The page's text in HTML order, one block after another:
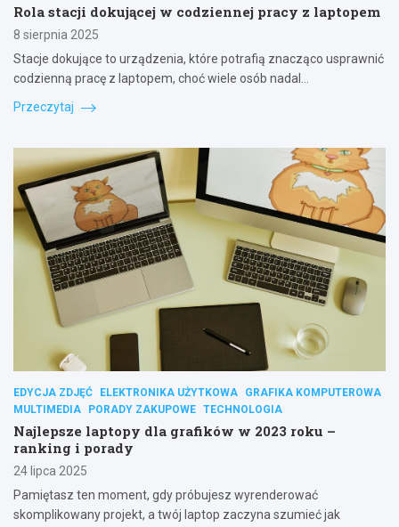
Rola stacji dokującej w codziennej pracy z laptopem
8 sierpnia 2025
Stacje dokujące to urządzenia, które potrafią znacząco usprawnić
codzienną pracę z laptopem, choć wiele osób nadal…
Przeczytaj
EDYCJA ZDJĘĆ ELEKTRONIKA UŻYTKOWA
GRAFIKA KOMPUTEROWA
MULTIMEDIA
PORADY ZAKUPOWE TECHNOLOGIA
Najlepsze laptopy dla grafików w 2023 roku –
ranking i porady
24 lipca 2025
Pamiętasz ten moment, gdy próbujesz wyrenderować
skomplikowany projekt, a twój laptop zaczyna szumieć jak